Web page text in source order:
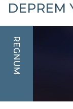
DEPREM
REGNUM